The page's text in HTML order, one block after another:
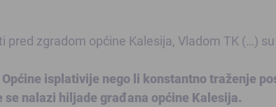
zgradom općine Kalesija, Vladom TK (…) su
isplativije nego li konstantno traženje
nalazi hiljade građana općine Kalesija.